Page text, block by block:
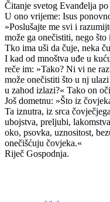
Čitanje svetog Evanđelja
U ono vrijeme: Isus
»Poslušajte me svi i
može ga onečistiti, nego
Tko ima uši da čuje, neka
I kad od mnoštva uđe u
reče im: »Tako? Ni vi ne
može onečistiti što u nj
u zahod izlazi?« Tako on
Još dometnu: »Što iz
Ta iznutra, iz srca
ubojstva, preljubi,
oko, psovka, uznositost,
onečišćuju čovjeka.«
Riječ Gospodnja.